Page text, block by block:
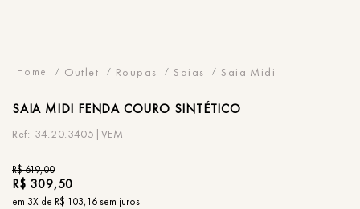
Outlet Roupas Saias Saia Midi
SAIA MIDI FENDA COURO SINTÉTICO
34.20.3405|VEM
R$619,00
R$ 309,50
em 3X de R$ 103,16sem juros